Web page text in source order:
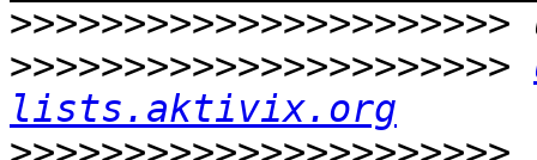
>>>>>>>>>>>>>>>>>>>>>>
>>>>>>>>>>>>>>>>>>>>>>
lists.aktivix.org